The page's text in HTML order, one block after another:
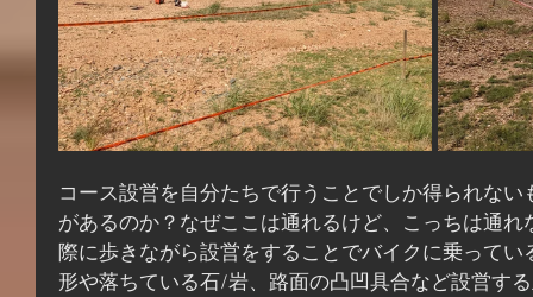
コース設営を自分たちで行うことでしか得られな
があるのか？なぜここは通れるけど、こっちは通
際に歩きながら設営をすることでバイクに乗って
形や落ちている石/岩、路面の凸凹具合など設営す